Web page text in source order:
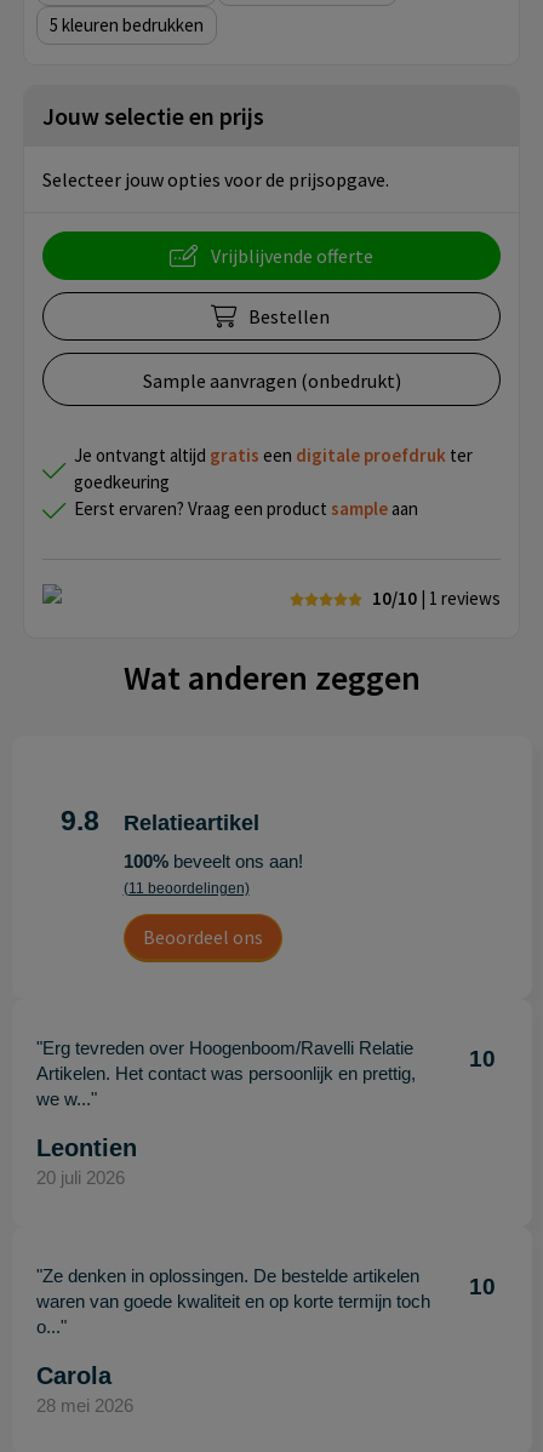
5
Jouw selectie en prijs
Selecteer jouw opties voor de prijsopgave.
Vrijblijvende offerte
Bestellen
Sample aanvragen (onbedrukt)
Je ontvangt altijd gratis een digitale proefdruk ter
goedkeuring
Eerst ervaren? Vraag een product sample aan
10/10 | 1 reviews
Wat anderen zeggen
9.8 Relatieartikel
100%beveelt ons aan!
(11 beoordelingen)
Beoordeel ons
"Erg tevreden over Hoogenboom/Ravelli Relatie
Artikelen. Het contact was persoonlijk en prettig,
we w..."
10
Leontien
20 juli 2026
"Ze denken in oplossingen. De bestelde artikelen
waren van goede kwaliteit en op korte termijn toch
o..."
10
Carola
28 mei 2026